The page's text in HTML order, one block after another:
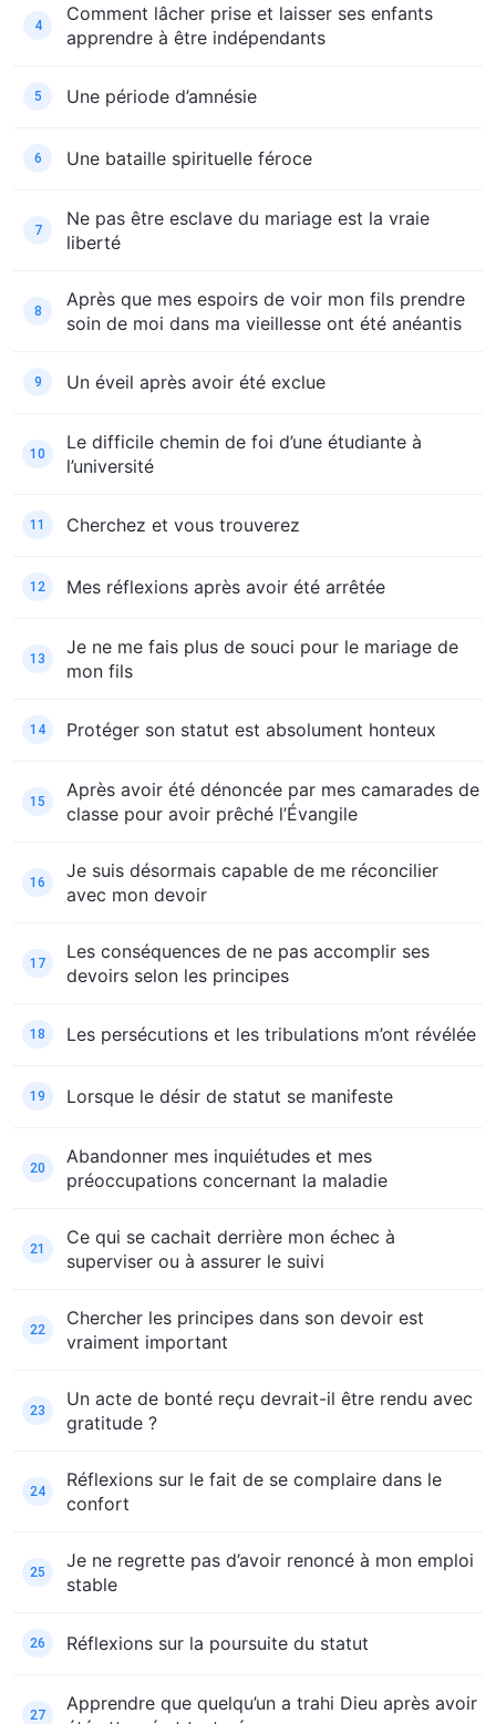
4
Comment lâcher prise et laisser ses enfants
apprendre à être indépendants
5 Une période d’amnésie
6 Une bataille spirituelle féroce
7
Ne pas être esclave du mariage est la vraie
liberté
8
Après que mes espoirs de voir mon fils prendre
soin de moi dans ma vieillesse ont été anéantis
9 Un éveil après avoir été exclue
10
Le difficile chemin de foi d’une étudiante à
l’université
11 Cherchez et vous trouverez
12 Mes réflexions après avoir été arrêtée
13
Je ne me fais plus de souci pour le mariage de
mon fils
14 Protéger son statut est absolument honteux
15
Après avoir été dénoncée par mes camarades de
classe pour avoir prêché l’Évangile
16
Je suis désormais capable de me réconcilier
avec mon devoir
17
Les conséquences de ne pas accomplir ses
devoirs selon les principes
18 Les persécutions et les tribulations m’ont révélée
19 Lorsque le désir de statut se manifeste
20
Abandonner mes inquiétudes et mes
préoccupations concernant la maladie
21
Ce qui se cachait derrière mon échec à
superviser ou à assurer le suivi
22
Chercher les principes dans son devoir est
vraiment important
23
Un acte de bonté reçu devrait-il être rendu avec
gratitude ?
24
Réflexions sur le fait de se complaire dans le
confort
25
Je ne regrette pas d’avoir renoncé à mon emploi
stable
26 Réflexions sur la poursuite du statut
27
Apprendre que quelqu’un a trahi Dieu après avoir